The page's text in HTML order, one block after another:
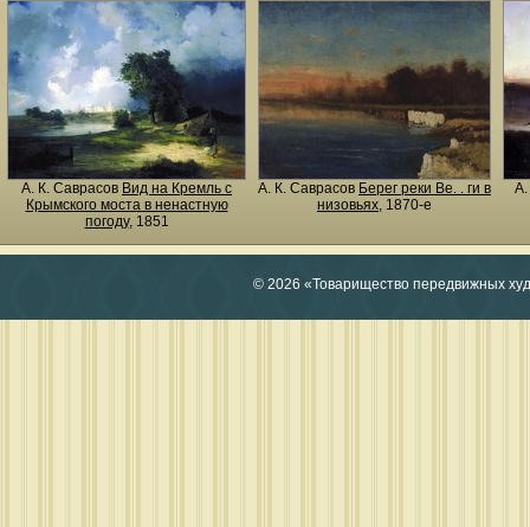
А. К. Саврасов Вид на Кремль с
Крымского моста в ненастную
погоду, 1851
А. К. Саврасов Берег реки Ве. . ги в
низовьях, 1870-е
А.
© 2026 «Товарищество передвижных